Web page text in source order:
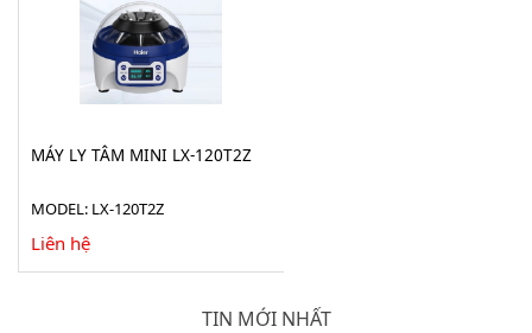
MÁY LY TÂM MINI LX-120T2Z
MODEL: LX-120T2Z
Liên hệ
TIN MỚI NHẤT